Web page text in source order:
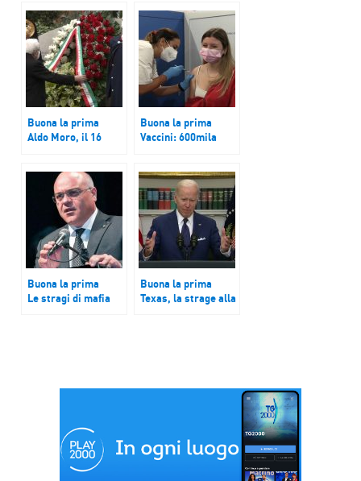
Buona la prima
Aldo Moro, il 16
Mattarella in via
Fani: un leader
capace di visione
Buona la prima
Vaccini: 600mila
end. Figliuolo, a
settembre vaccinato
l’80% degli italiani
Buona la prima
Le stragi di mafia
Buona la prima
Texas, la strage alla